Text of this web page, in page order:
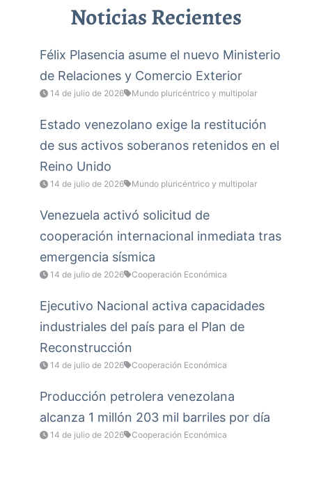
Noticias Recientes
Félix Plasencia asume el nuevo Ministerio
de Relaciones y Comercio Exterior
14 de julio de 2026 Mundo pluricéntrico y multipolar
Estado venezolano exige la restitución
de sus activos soberanos retenidos en el
Reino Unido
14 de julio de 2026 Mundo pluricéntrico y multipolar
Venezuela activó solicitud de
cooperación internacional inmediata tras
emergencia sísmica
14 de julio de 2026 Cooperación Económica
Ejecutivo Nacional activa capacidades
industriales del país para el Plan de
Reconstrucción
14 de julio de 2026 Cooperación Económica
Producción petrolera venezolana
alcanza 1 millón 203 mil barriles por día
14 de julio de 2026 Cooperación Económica